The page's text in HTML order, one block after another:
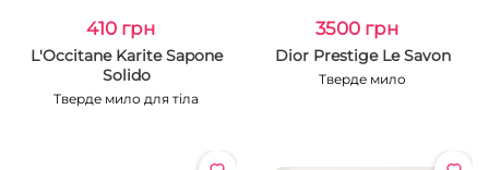
410 грн
L'Occitane Karite Sapone
Solido
Тверде мило для тіла
3500 грн
Dior Prestige Le Savon
Тверде мило